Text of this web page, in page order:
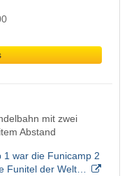
mit zwei
Abstand
war die Funicamp 2
Funitel der Welt…